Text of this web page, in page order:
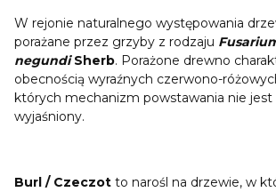
W rejonie naturalnego występowania
porażane przez grzyby z rodzaju
negundiSherb. Porażone drewno
obecnością wyraźnych czerwono-
których mechanizm powstawania nie jest
wyjaśniony.
Burl / Czeczot to narośl na drzewie, w